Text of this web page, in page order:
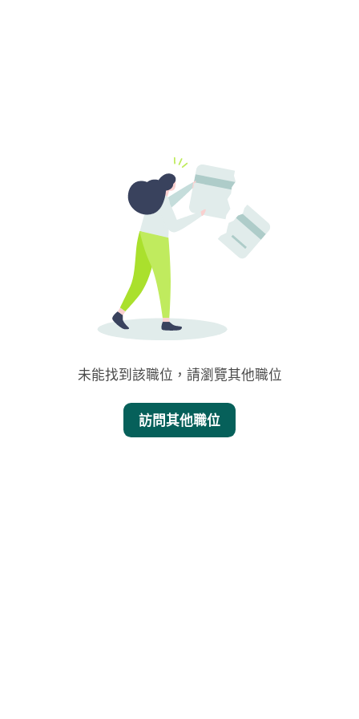
未能找到該職位，請瀏覽其他職位
訪問其他職位